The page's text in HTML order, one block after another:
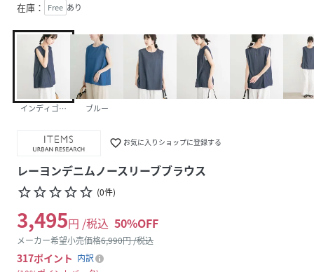
在庫： Free あり
インディゴブルー ブルー
favorite_border お気に入りショップに登録する
レーヨンデニムノースリーブブラウス
star_borderstar_borderstar_borderstar_borderstar_border (0件)
3,495円 /税込 50%OFF
メーカー希望小売価格6,990円 /税込
317ポイント 内訳